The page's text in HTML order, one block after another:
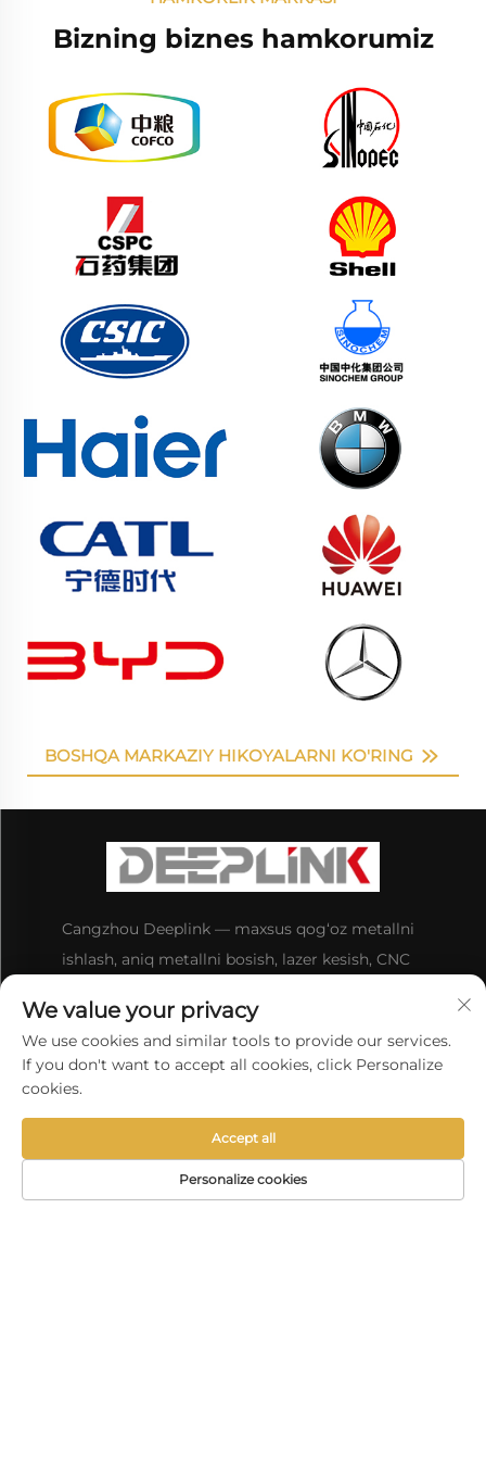
Bizning biznes hamkorumiz
BOSHQA MARKAZIY HIKOYALARNI KO'RING
Cangzhou Deeplink — maxsus qog‘oz metallni
ishlash, aniq metallni bosish, lazer kesish, CNC
ixtisoslashgan Xitoydagi OEM ishlab
chiqaruvchi. ISO 9001 sertifikatlangan. Dunyo
bo‘ylab tez yetkazib berish.
ALOQAGA CHIQING
ELEKTRON
We value your privacy
We use cookies and similar tools to provide our services.
If you don't want to accept all cookies, click Personalize
cookies.
Personalize cookies
Accept all